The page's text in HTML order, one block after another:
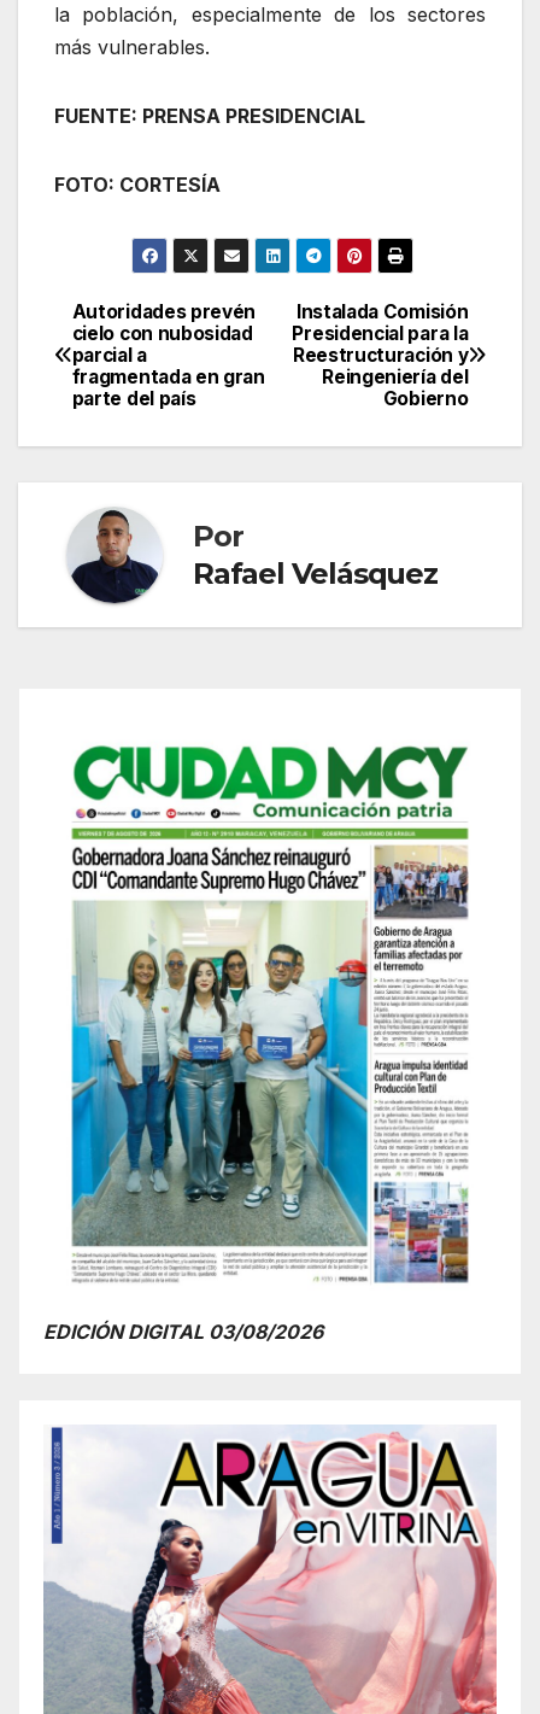
la población, especialmente de los sectores
más vulnerables.
FUENTE: PRENSA PRESIDENCIAL
FOTO: CORTESÍA
Navegación
de
entradas
Instalada Comisión
Presidencial para la
Reestructuración y
Reingeniería del
Gobierno
Autoridades prevén
cielo con nubosidad
parcial a
fragmentada en gran
parte del país
Por
Rafael Velásquez
EDICIÓN DIGITAL 03/08/2026